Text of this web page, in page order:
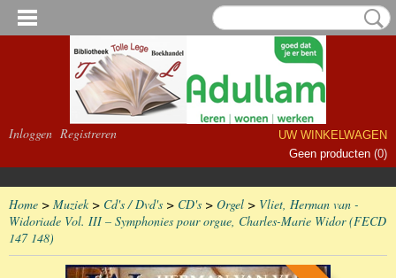
Inloggen Registreren
UW WINKELWAGEN
Geen producten (0)
Home > Muziek> Cd's / Dvd's > CD's > Orgel > Vliet, Herman van -
Widoriade Vol. III – Symphonies pour orgue, Charles-Marie Widor (FECD
147 148)